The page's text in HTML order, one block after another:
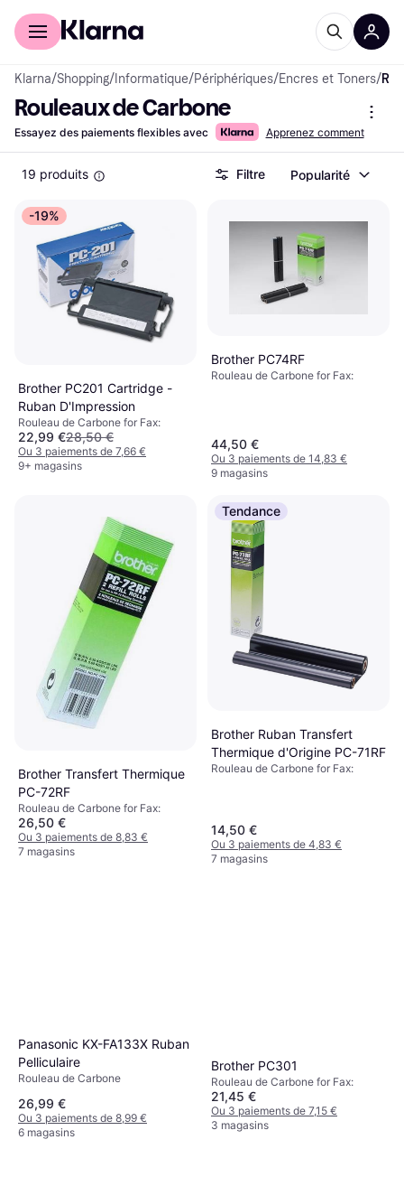
Acheter avec Klarna
Klarna/Shopping/ Informatique/Périphériques/Encres et Toners/
Rouleaux de Carbone
Essayez des paiements flexibles avec Apprenez comment
19 produits Filtre Popularité
-19%
Brother PC201 Cartridge -
Ruban D'Impression
Rouleau de Carbone for Fax:
22,99 €28,50 €
Ou 3 paiements de 7,66 €
9+ magasins
Brother PC74RF
Rouleau de Carbone for Fax:
44,50 €
Ou 3 paiements de 14,83 €
9 magasins
Brother Transfert Thermique
PC-72RF
Rouleau de Carbone for Fax:
26,50 €
Ou 3 paiements de 8,83 €
7 magasins
Tendance
Brother Ruban Transfert
Thermique d'Origine PC-71RF
Rouleau de Carbone for Fax:
14,50 €
Ou 3 paiements de 4,83 €
7 magasins
Panasonic KX-FA133X Ruban
Pelliculaire
Rouleau de Carbone
26,99 €
Ou 3 paiements de 8,99 €
6 magasins
Brother PC301
Rouleau de Carbone for Fax:
21,45 €
Ou 3 paiements de 7,15 €
3 magasins